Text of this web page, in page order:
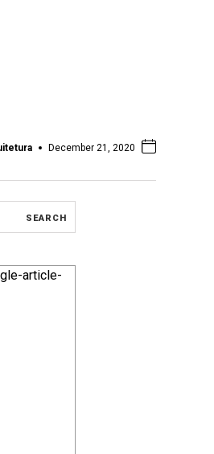
December 21, 2020
article-